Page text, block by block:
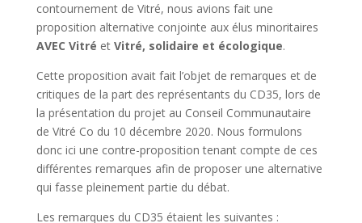
contournement de Vitré, nous avions fait une
proposition alternative conjointe aux élus minoritaires
AVEC Vitré etVitré, solidaire et écologique.
Cette proposition avait fait l’objet de remarques et de
critiques de la part des représentants du CD35, lors de
la présentation du projet au Conseil Communautaire
de Vitré Co du 10 décembre 2020. Nous formulons
donc ici une contre-proposition tenant compte de ces
différentes remarques afin de proposer une alternative
qui fasse pleinement partie du débat.
Les remarques du CD35 étaient les suivantes :